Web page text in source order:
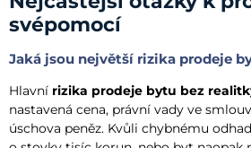
svépomocí
Jaká jsou největší rizika prodeje
Hlavní rizika prodeje bytu bez
nastavená cena, právní vady ve
úschova peněz. Kvůli chybnému